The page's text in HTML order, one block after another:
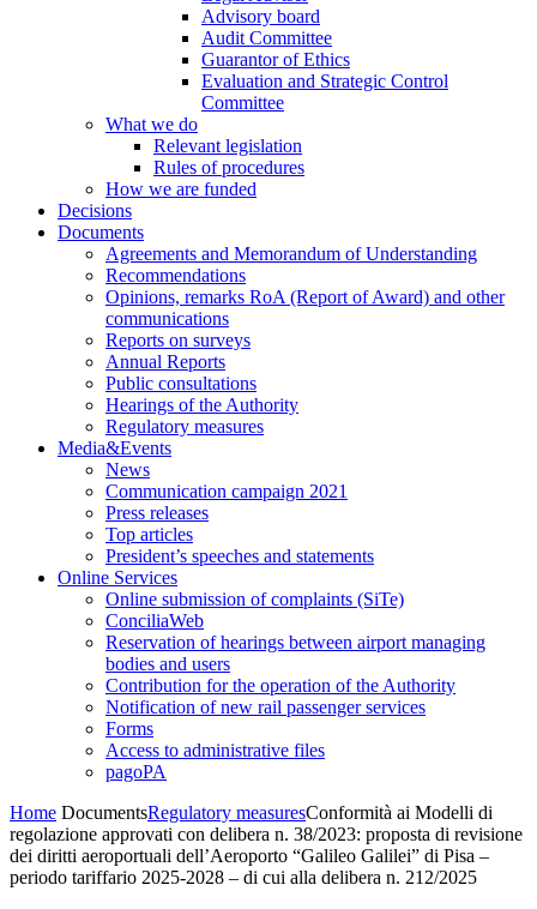
Advisory board
Audit Committee
Guarantor of Ethics
Evaluation and Strategic Control
Committee
What we do
Relevant legislation
Rules of procedures
How we are funded
Decisions
Documents
Agreements and Memorandum of Understanding
Recommendations
Opinions, remarks RoA (Report of Award) and other
communications
Reports on surveys
Annual Reports
Public consultations
Hearings of the Authority
Regulatory measures
Media&Events
News
Communication campaign 2021
Press releases
Top articles
President’s speeches and statements
Online Services
Online submission of complaints (SiTe)
ConciliaWeb
Reservation of hearings between airport managing
bodies and users
Contribution for the operation of the Authority
Notification of new rail passenger services
Forms
Access to administrative files
pagoPA
Home DocumentsRegulatory measuresConformità ai Modelli di
regolazione approvati con delibera n. 38/2023: proposta di revisione
dei diritti aeroportuali dell’Aeroporto “Galileo Galilei” di Pisa –
periodo tariffario 2025-2028 – di cui alla delibera n. 212/2025